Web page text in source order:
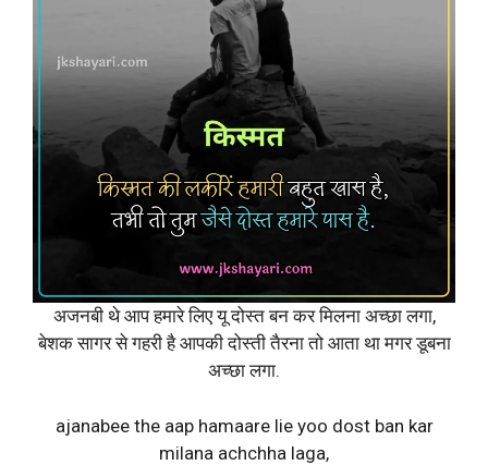
अजनबी थे आप हमारे लिए यू दोस्त बन कर मिलना अच्छा लगा,
बेशक सागर से गहरी है आपकी दोस्ती तैरना तो आता था मगर डूबना
अच्छा लगा.
ajanabee the aap hamaare lie yoo dost ban kar
milana achchha laga,